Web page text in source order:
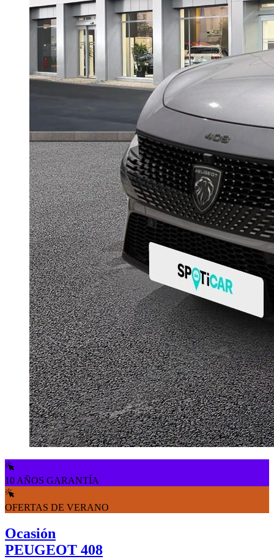
10 AÑOS GARANTÍA
OFERTAS DE VERANO
Ocasión
PEUGEOT 408